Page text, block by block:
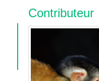
Contributeur